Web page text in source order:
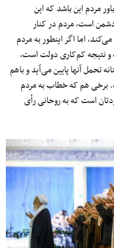
مردم این باشد که این
است، مردم در کنار
اما اگر اینطور به مردم
و نتیجه کم‌کاری دولت است،
تحمل آنها پایین می‌آید و باهم
برخی هم که خطاب به مردم
است که به روحانی رأی